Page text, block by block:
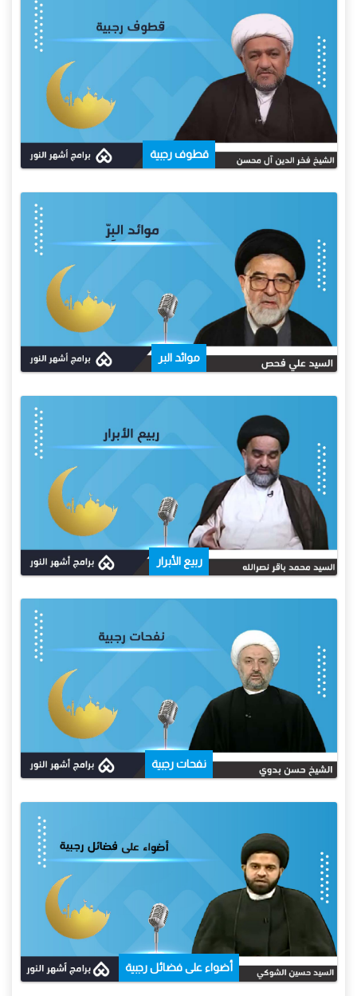
قطوف رجبية
موائد البر
ربيع الأبرار
نفحات رجبية
أضواء على فضائل رجبية